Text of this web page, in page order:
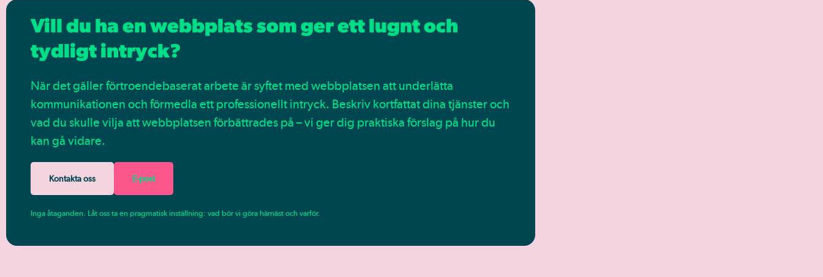
Vill du ha en webbplats som ger ett lugnt och
tydligt intryck?
När det gäller förtroendebaserat arbete är syftet med webbplatsen att underlätta
kommunikationen och förmedla ett professionellt intryck. Beskriv kortfattat dina tjänster och
vad du skulle vilja att webbplatsen förbättrades på – vi ger dig praktiska förslag på hur du
kan gå vidare.
Kontakta oss E-post
Inga åtaganden. Låt oss ta en pragmatisk inställning: vad bör vi göra härnäst och varför.